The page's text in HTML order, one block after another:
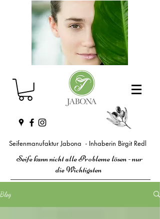
Seifenmanufaktur Jabona - Inhaberin Birgit Redl
Seife kann nicht alle Probleme lösen - nur
die Wichtigsten
Blog